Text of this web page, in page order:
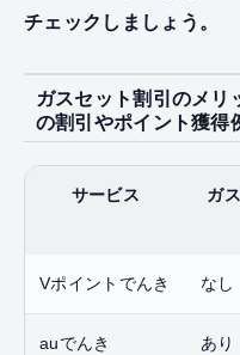
チェックしましょう。
ガスセット割引のメリ
の割引やポイント獲得
サービス ガ
Vポイントでんき なし
auでんき あり